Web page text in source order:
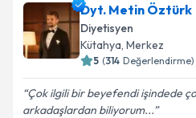
Dyt. Metin Öztürk
Diyetisyen
Kütahya, Merkez
5 (314 Değerlendirme)
Çok ilgili bir beyefendi işindede
arkadaşlardan biliyorum...